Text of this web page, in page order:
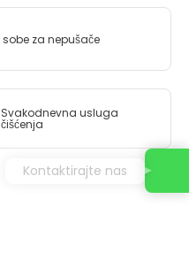
sobe za nepušače
Svakodnevna usluga
čišćenja
Kontaktirajte nas